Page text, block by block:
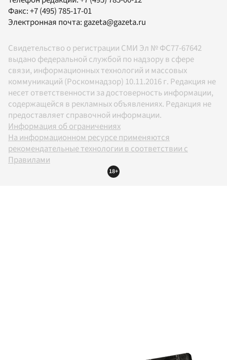
Факс:+7 (495) 785-17-01
Электронная почта:gazeta@gazeta.ru
Свидетельство о регистрации СМИ Эл № ФС77-67642
выдано федеральной службой по надзору в сфере
связи, информационных технологий и массовых
коммуникаций (Роскомнадзор) 10.11.2016 г. Редакция не
несет ответственности за достоверность информации,
содержащейся в рекламных объявлениях. Редакция не
предоставляет справочной информации.
Информация об ограничениях
На информационном ресурсе применяются
рекомендательные технологии в соответствии с
Правилами
18+